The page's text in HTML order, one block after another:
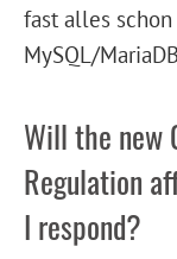
fast alles
MySQL/
Will the new
Regulation
I respond?